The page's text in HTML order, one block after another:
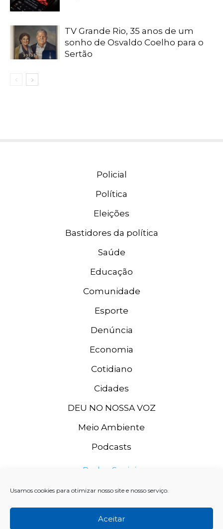
Usamos cookies para otimizar nosso site e nosso serviço.
Aceitar
TV Grande Rio, 35 anos de um
sonho de Osvaldo Coelho para o
Sertão
Policial
Política
Eleições
Bastidores da política
Saúde
Educação
Comunidade
Esporte
Denúncia
Economia
Cotidiano
Cidades
DEU NO NOSSA VOZ
Meio Ambiente
Podcasts
Redes Sociais